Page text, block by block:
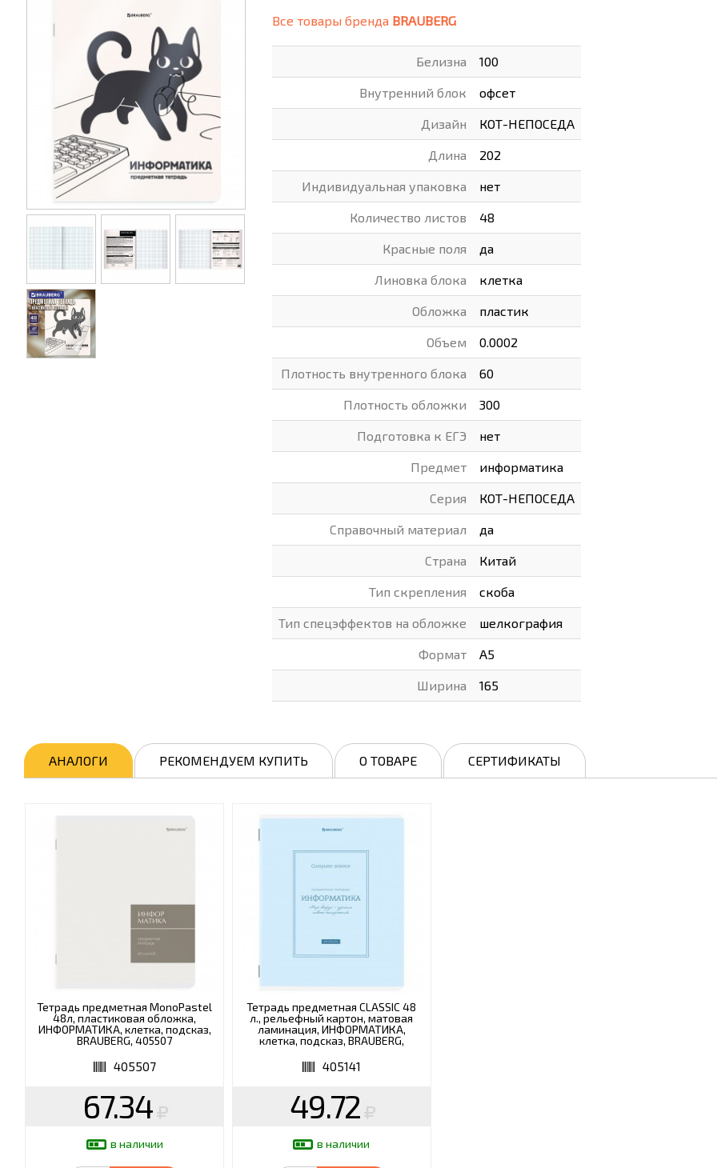
ХОББИ И ТВОРЧЕСТВО ХОЗТОВАРЫ
ЭЛЕКТРОНИКА
ЭЛЕКТРОТОВАРЫ И ОСВЕЩЕНИЕ
Все товары бренда BRAUBERG
Белизна 100
Внутренний блок офсет
Дизайн КОТ-НЕПОСЕДА
Длина 202
Индивидуальная упаковка нет
Количество листов 48
Красные поля да
Линовка блока клетка
Обложка пластик
Объем 0.0002
Плотность внутренного блока 60
Плотность обложки 300
Подготовка к ЕГЭ нет
Предмет информатика
Серия КОТ-НЕПОСЕДА
Справочный материал да
Страна Китай
Тип скрепления скоба
Тип спецэффектов на обложке шелкография
Формат А5
Ширина 165
АНАЛОГИ РЕКОМЕНДУЕМ КУПИТЬ О ТОВАРЕ СЕРТИФИКАТЫ
Тетрадь предметная MonoPastel
48л, пластиковая обложка,
ИНФОРМАТИКА, клетка, подсказ,
BRAUBERG, 405507
405507
67.34
в наличии
Тетрадь предметная CLASSIC 48
л., рельефный картон, матовая
ламинация, ИНФОРМАТИКА,
клетка, подсказ, BRAUBERG,
405141
49.72
в наличии